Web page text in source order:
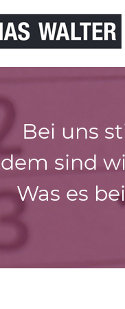
Bei uns
sind
Was es